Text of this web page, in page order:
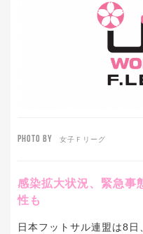
PHOTO BY 女子Ｆリーグ
感染拡大状況、緊急事
性も
日本フットサル連盟は8